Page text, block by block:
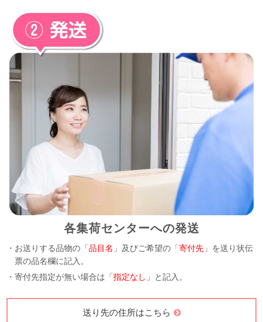
各集荷センターへの発送
・お送りする品物の「品目名 」及びご希望の「寄付先 」を送り状伝
票の品名欄に記入。
・寄付先指定が無い場合は「指定なし 」と記入。
送り先の住所はこちら